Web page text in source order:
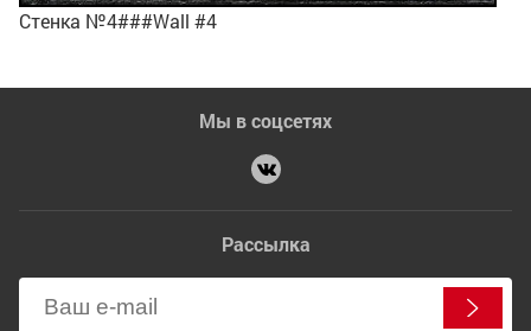
Стенка №4###Wall #4
Мы в соцсетях
Рассылка